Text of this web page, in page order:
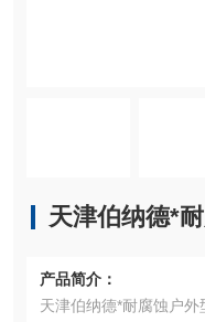
天津伯纳德*
产品简介：
天津伯纳德*耐腐蚀户外